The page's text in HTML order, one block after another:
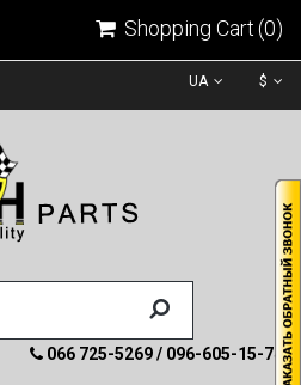
UA $
066 725-5269 / 096-605-15-74
Shopping Cart(0)